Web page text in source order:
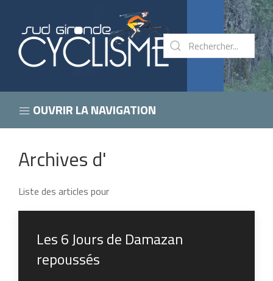
OUVRIR LA NAVIGATION
Archives d'
Liste des articles pour
Les 6 Jours de Damazan
repoussés